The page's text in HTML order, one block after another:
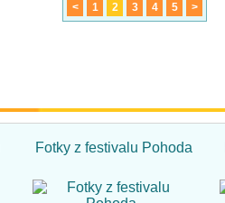
< 1 2 3 4 5 >
Fotky z festivalu Pohoda